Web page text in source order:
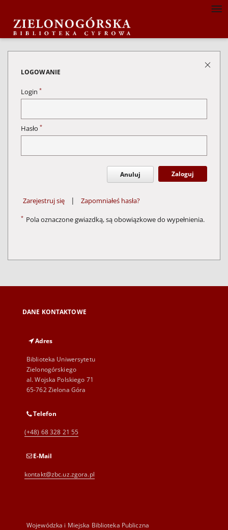
LOGOWANIE
Login *
Hasło *
Anuluj Zaloguj
Zarejestruj się | Zapomniałeś hasła?
* Pola oznaczone gwiazdką, są obowiązkowe do wypełnienia.
DANE KONTAKTOWE
Adres
Biblioteka Uniwersytetu
Zielonogórskiego
al. Wojska Polskiego 71
65-762 Zielona Góra
Telefon
(+48) 68 328 21 55
E-Mail
kontakt@zbc.uz.zgora.pl
Wojewódzka i Miejska Biblioteka Publiczna